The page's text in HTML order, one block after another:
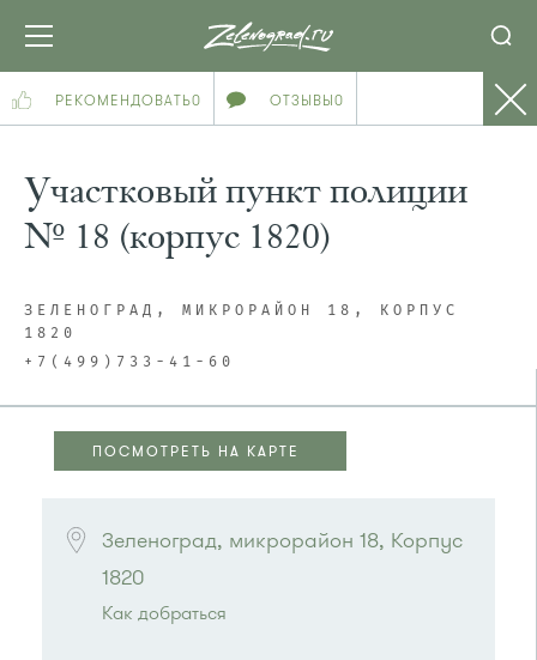
РЕКОМЕНДОВАТЬ0 ОТЗЫВЫ0
Участковый пункт полиции
№ 18 (корпус 1820)
ЗЕЛЕНОГРАД, МИКРОРАЙОН 18, КОРПУС
1820
+7(499)733-41-60
ПОСМОТРЕТЬ НА КАРТЕ
Зеленоград, микрорайон 18, Корпус
1820
Как добраться